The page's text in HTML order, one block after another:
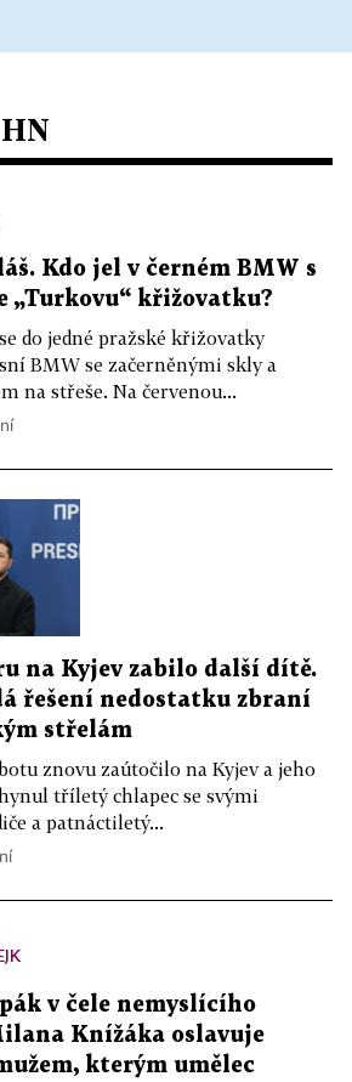
Kdo jel v černém BMW s
„Turkovu“ křižovatku?
do jedné pražské křižovatky
BMW se začerněnými skly a
na střeše. Na červenou...
na Kyjev zabilo další dítě.
řešení nedostatku zbraní
střelám
znovu zaútočilo na Kyjev a jeho
tříletý chlapec se svými
a patnáctiletý...
v čele nemyslícího
Knížáka oslavuje
kterým umělec